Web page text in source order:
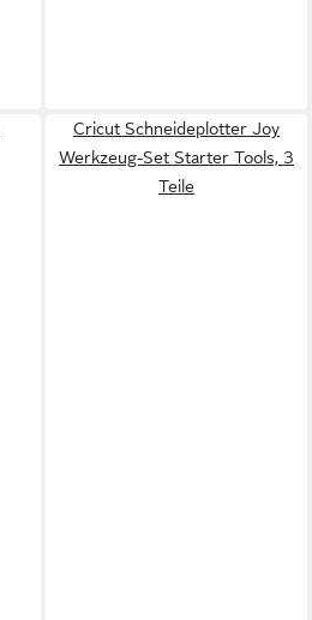
Cricut Schneideplotter Joy
Werkzeug-Set Starter Tools, 3
Teile